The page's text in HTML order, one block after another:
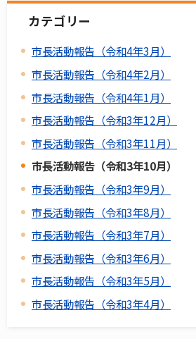
カテゴリー
市長活動報告（令和4年3月）
市長活動報告（令和4年2月）
市長活動報告（令和4年1月）
市長活動報告（令和3年12月）
市長活動報告（令和3年11月）
市長活動報告（令和3年10月）
市長活動報告（令和3年9月）
市長活動報告（令和3年8月）
市長活動報告（令和3年7月）
市長活動報告（令和3年6月）
市長活動報告（令和3年5月）
市長活動報告（令和3年4月）